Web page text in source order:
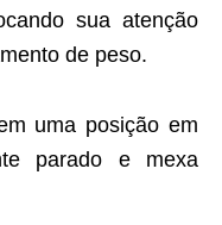
sua atenção
de peso.
uma posição em
parado e mexa